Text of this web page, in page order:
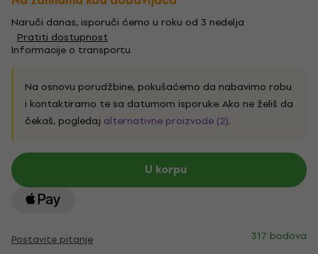
Naruči danas, isporuči ćemo u roku od 3 nedelja
Pratiti dostupnost
Informacije o transportu
Na osnovu porudžbine, pokušaćemo da nabavimo robu
i kontaktiramo te sa datumom isporuke. Ako ne želiš da
čekaš, pogledaj alternativne proizvode (2).
U korpu
Postavite pitanje 317 bodova